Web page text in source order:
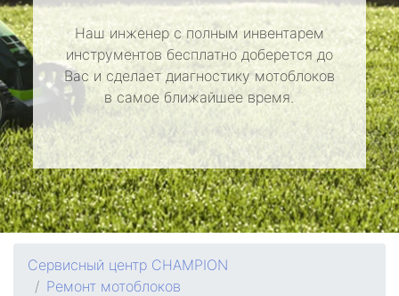
Наш инженер с полным инвентарем
инструментов бесплатно доберется до
Вас и сделает диагностику мотоблоков
в самое ближайшее время.
Сервисный центр CHAMPION
Ремонт мотоблоков